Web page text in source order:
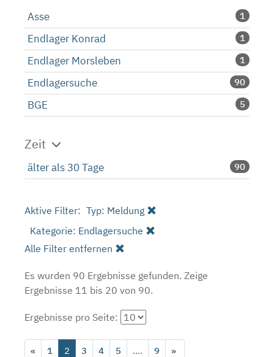
Asse 1
Endlager Konrad 1
Endlager Morsleben 1
Endlagersuche 90
BGE 5
Zeit
älter als 30 Tage 90
Aktive Filter: Typ: Meldung
Kategorie: Endlagersuche
Alle Filter entfernen
Es wurden 90 Ergebnisse gefunden. Zeige
Ergebnisse 11 bis 20 von 90.
Ergebnisse pro Seite:
« 1 2 3 4 5 .... 9 »